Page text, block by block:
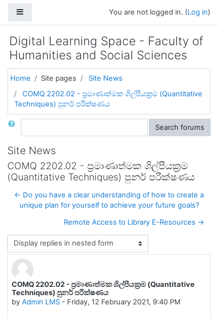
You are not logged in. (Log in)
Digital Learning Space - Faculty of
Humanities and Social Sciences
Home Site pages
Site News
COMQ 2202.02 - ප්‍රමාණාත්මක ශිල්පීයක්‍රම (Quantitative
Techniques) පුනර් පරීක්ෂණය
Search Search forums
Site News
COMQ 2202.02 - ප්‍රමාණාත්මක ශිල්පීයක්‍රම
(Quantitative Techniques) පුනර් පරීක්ෂණය
← Do you have a clear understanding of how to create a
unique plan for yourself to achieve your future goals?
Remote Access to Library E-Resources →
Display mode
COMQ 2202.02 - ප්‍රමාණාත්මක ශිල්පීයක්‍රම (Quantitative
Techniques) පුනර් පරීක්ෂණය
by Admin LMS - Friday, 12 February 2021, 9:40 PM
Number of replies: 0